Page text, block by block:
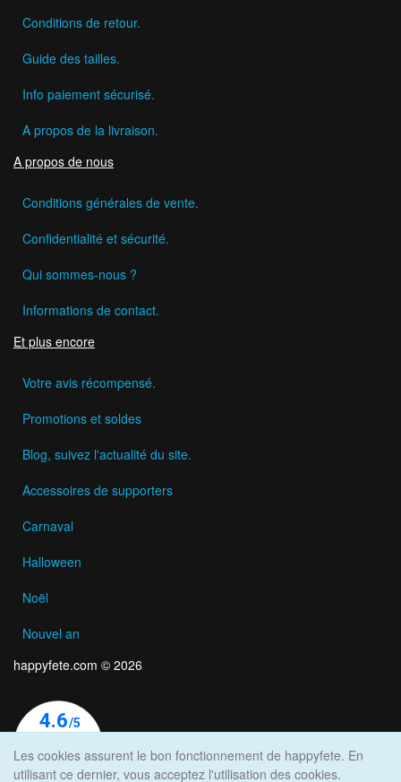
Conditions de retour.
Guide des tailles.
Info paiement sécurisé.
A propos de la livraison.
A propos de nous
Conditions générales de vente.
Confidentialité et sécurité.
Qui sommes-nous ?
Informations de contact.
Et plus encore
Votre avis récompensé.
Promotions et soldes
Blog, suivez l'actualité du site.
Accessoires de supporters
Carnaval
Halloween
Noël
Nouvel an
happyfete.com © 2026
Les cookies assurent le bon fonctionnement de happyfete. En
utilisant ce dernier, vous acceptez l'utilisation des cookies.